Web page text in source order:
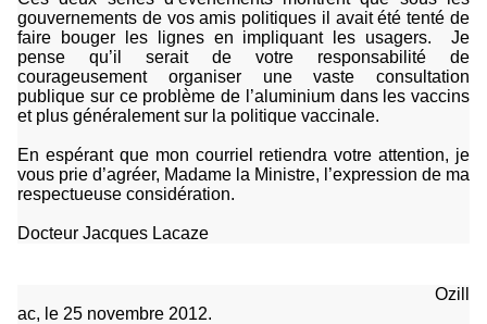
gouvernements de vos amis politiques il avait été tenté de
faire bouger les lignes en impliquant les usagers.
Je
pense qu’il serait de votre responsabilité de
courageusement organiser une vaste consultation
publique sur ce problème de l’aluminium dans les vaccins
et plus généralement sur la politique vaccinale.
En espérant que mon courriel retiendra votre attention, je
vous prie d’agréer, Madame la Ministre, l’expression de ma
respectueuse considération.
Docteur Jacques Lacaze
Ozill
ac, le 25 novembre 2012.